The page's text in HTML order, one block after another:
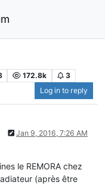
172.8k
3
Log in to reply
Jan 9, 2016, 7:26 AM
le REMORA chez
(après être